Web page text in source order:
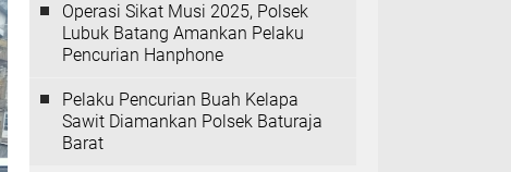
Operasi Sikat Musi 2025, Polsek
Lubuk Batang Amankan Pelaku
Pencurian Hanphone
Pelaku Pencurian Buah Kelapa
Sawit Diamankan Polsek Baturaja
Barat